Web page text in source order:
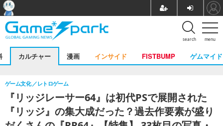
menu
search
カルチャー 漫画 インサイド FISTBUMP ゲムマイド
『リッジレーサー64』は初代PSで展開された
『リッジ』の集大成だった？過去作要素が盛り
ゲーム文化 レトロゲーム